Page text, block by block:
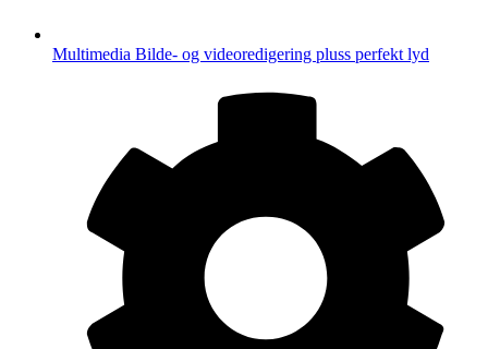
Multimedia Bilde- og videoredigering pluss perfekt lyd